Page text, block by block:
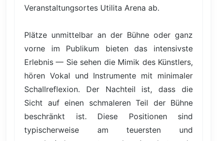
Veranstaltungsortes Utilita Arena ab.
Plätze unmittelbar an der Bühne oder ganz
vorne im Publikum bieten das intensivste
Erlebnis — Sie sehen die Mimik des Künstlers,
hören Vokal und Instrumente mit minimaler
Schallreflexion. Der Nachteil ist, dass die
Sicht auf einen schmaleren Teil der Bühne
beschränkt ist. Diese Positionen sind
typischerweise am teuersten und